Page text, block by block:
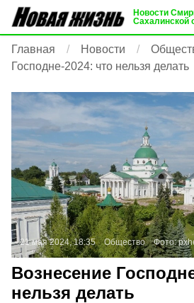
Новости
Сахалинской
Главная Новости
Господне-2024: что нельзя делать
21 мая 2024, 18:35 Общество Фото:
Вознесение
нельзя делать